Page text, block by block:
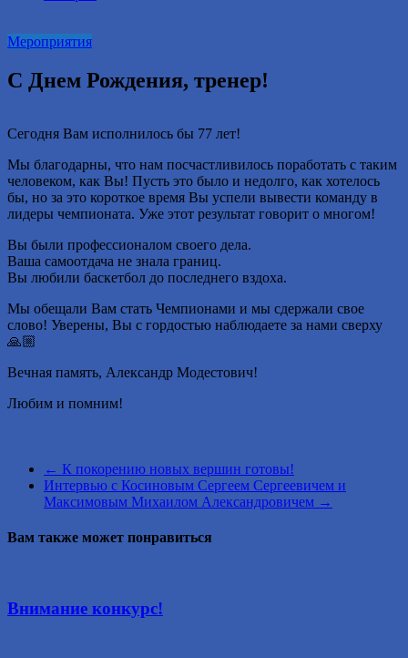
Мероприятия
С Днем Рождения, тренер!
Сегодня Вам исполнилось бы 77 лет!
Мы благодарны, что нам посчастливилось поработать с таким
человеком, как Вы! Пусть это было и недолго, как хотелось
бы, но за это короткое время Вы успели вывести команду в
лидеры чемпионата. Уже этот результат говорит о многом!
Вы были профессионалом своего дела.
Ваша самоотдача не знала границ.
Вы любили баскетбол до последнего вздоха.
Мы обещали Вам стать Чемпионами и мы сдержали свое
слово! Уверены, Вы с гордостью наблюдаете за нами сверху
🙏🏼
Вечная память, Александр Модестович!
Любим и помним!
← К покорению новых вершин готовы!
Интервью с Косиновым Сергеем Сергеевичем и
Максимовым Михаилом Александровичем →
Вам также может понравиться
Внимание конкурс!